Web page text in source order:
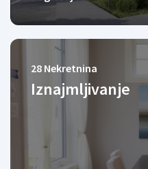
28 Nekretnina
Iznajmljivanje